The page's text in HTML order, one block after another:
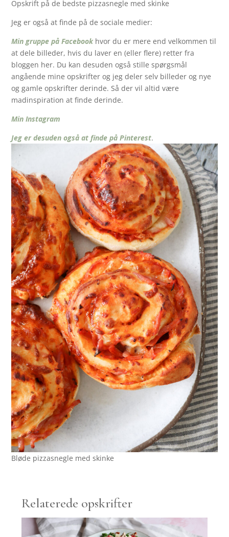
Opskrift på de bedste pizzasnegle med skinke
Jeg er også at finde på de sociale medier:
Min gruppe på Facebookhvor du er mere end velkommen til
at dele billeder, hvis du laver en (eller flere) retter fra
bloggen her. Du kan desuden også stille spørgsmål
angående mine opskrifter og jeg deler selv billeder og nye
og gamle opskrifter derinde. Så der vil altid være
madinspiration at finde derinde.
Min Instagram
Jeg er desuden også at finde på Pinterest.
Bløde pizzasnegle med skinke
Relaterede opskrifter